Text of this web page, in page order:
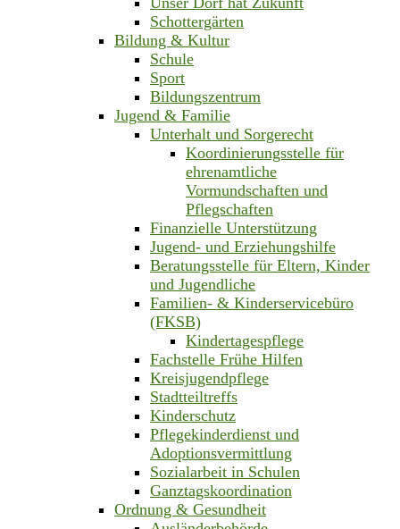
Schottergärten
Bildung & Kultur
Schule
Sport
Bildungszentrum
Jugend & Familie
Unterhalt und Sorgerecht
Koordinierungsstelle für
ehrenamtliche
Vormundschaften und
Pflegschaften
Finanzielle Unterstützung
Jugend- und Erziehungshilfe
Beratungsstelle für Eltern, Kinder
und Jugendliche
Familien- & Kinderservicebüro
(FKSB)
Kindertagespflege
Fachstelle Frühe Hilfen
Kreisjugendpflege
Stadtteiltreffs
Kinderschutz
Pflegekinderdienst und
Adoptionsvermittlung
Sozialarbeit in Schulen
Ganztagskoordination
Ordnung & Gesundheit